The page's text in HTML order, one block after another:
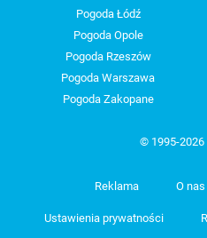
Pogoda Łódź
Pogoda Opole
Pogoda Rzeszów
Pogoda Warszawa
Pogoda Zakopane
© 1995-2026
Reklama O nas
Ustawienia prywatności